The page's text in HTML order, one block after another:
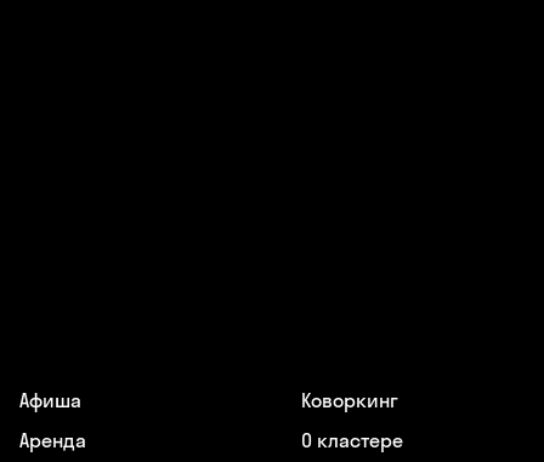
Афиша
Аренда
Коворкинг
О кластере